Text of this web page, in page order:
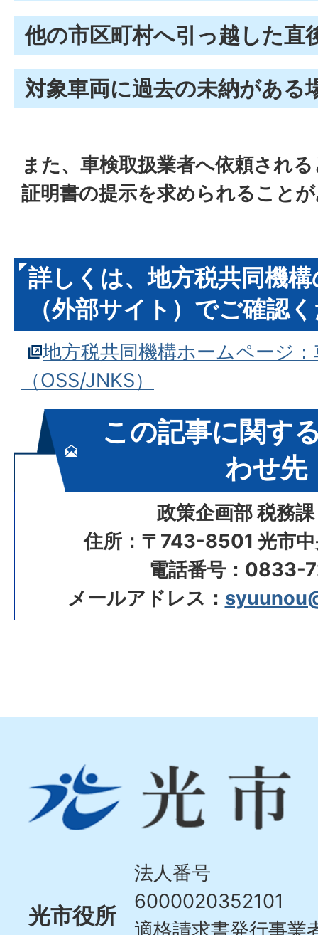
他の市区町村へ引っ越した直
対象車両に過去の未納がある
また、車検取扱業者へ依頼され
証明書の提示を求められること
詳しくは、地方税共同機
（外部サイト）でご確認
地方税共同機構ホームページ
（OSS/JNKS）
この記事に関す
わせ先
政策企画部 税務
住所：〒743-8501 光市中
電話番号：0833-
メールアドレス：
市
Hikari
光市役所
法人番号
6000020352101
適格請求書発行事業